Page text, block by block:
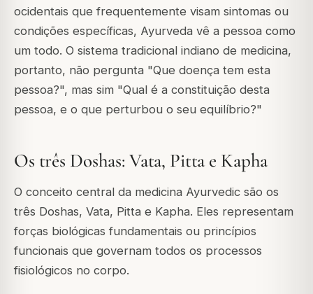
ocidentais que frequentemente visam sintomas ou
condições específicas, Ayurveda vê a pessoa como
um todo. O sistema tradicional indiano de medicina,
portanto, não pergunta "Que doença tem esta
pessoa?", mas sim "Qual é a constituição desta
pessoa, e o que perturbou o seu equilíbrio?"
Os três Doshas: Vata, Pitta e Kapha
O conceito central da medicina Ayurvedic são os
três Doshas, Vata, Pitta e Kapha. Eles representam
forças biológicas fundamentais ou princípios
funcionais que governam todos os processos
fisiológicos no corpo.